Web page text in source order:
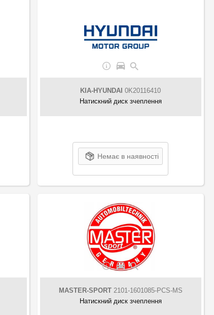
KIA-HYUNDAI 0K20116410
Натискний диск зчеплення
Немає в наявності
MASTER-SPORT2101-1601085-PCS-MS
Натискний диск зчеплення